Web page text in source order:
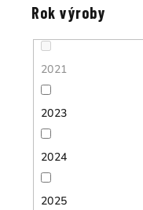
Rok výroby
2021
2023
2024
2025